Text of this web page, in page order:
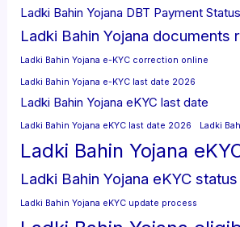
Ladki Bahin Yojana DBT Payment Status
Ladki Bahin Yojana documents
Ladki Bahin Yojana e-KYC correction online
Ladki Bahin Yojana e-KYC last date 2026
Ladki Bahin Yojana eKYC last date
Ladki Bahin Yojana eKYC last date 2026 Ladki
Ladki Bahin Yojana
Ladki Bahin Yojana eKYC
Ladki Bahin Yojana eKYC update process